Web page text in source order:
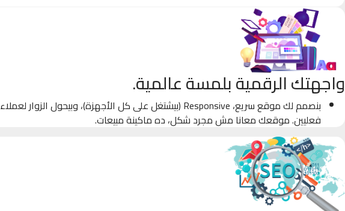
واجهتك الرقمية بلمسة عالمية.
بنصمم لك موقع سريع، Responsive (بيشتغل على كل الأجهزة)، وبيحول الزوار لعملاء
فعليين. موقعك معانا مش مجرد شكل، ده ماكينة مبيعات.